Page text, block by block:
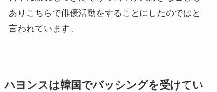
ありこちらで俳優活動をすることにしたのではと
言われています。
ハヨンスは韓国でバッシングを受けてい